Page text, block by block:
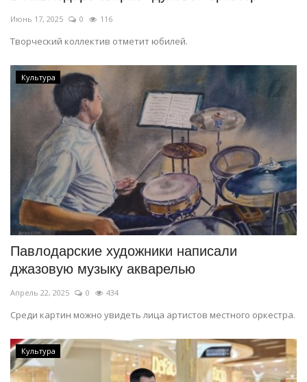
Июнь 17, 2025 0 116
Творческий коллектив отметит юбилей.
Культура
Павлодарские художники написали
джазовую музыку акварелью
Апрель 22, 2025 0 434
Среди картин можно увидеть лица артистов местного оркестра.
Культура